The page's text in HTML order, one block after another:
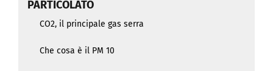
PARTICOLATO
CO2, il principale gas serra
Che cosa è il PM 10